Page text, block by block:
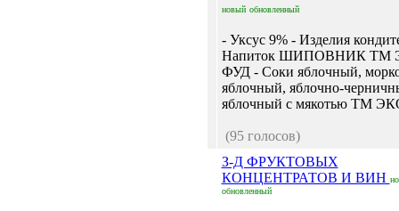
новый обновленный
- Уксус 9% - Изделия
Напиток ШИПОВНИК ТМ
ФУД - Соки яблочный,
яблочный, яблочно-
яблочный с мякотью ТМ
(95 голосов)
З-Д ФРУКТОВЫХ
КОНЦЕНТРАТОВ И ВИН
обновленный